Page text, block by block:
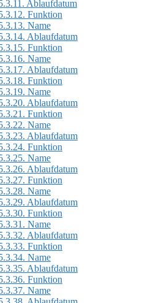
Ablaufdatum
Funktion
Name
Ablaufdatum
Funktion
Name
Ablaufdatum
Funktion
Name
Ablaufdatum
Funktion
Name
Ablaufdatum
Funktion
Name
Ablaufdatum
Funktion
Name
Ablaufdatum
Funktion
Name
Ablaufdatum
Funktion
Name
Ablaufdatum
Funktion
Name